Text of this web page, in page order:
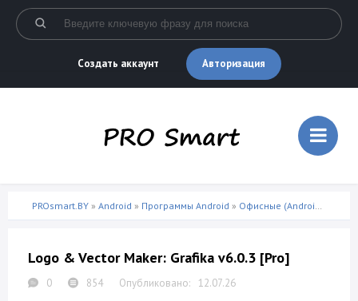
Создать аккаунт Авторизация
PROsmart.BY » Android » Программы Android » Офисные (Android)
Logo & Vector Maker: Grafika v6.0.3 [Pro]
12.07.26
0 854